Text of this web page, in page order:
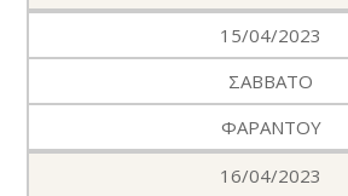
15/04/2023
ΣΑΒΒΑΤΟ
ΦΑΡΑΝΤΟΥ
16/04/2023